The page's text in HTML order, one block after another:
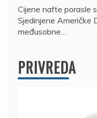
Cijene nafte porasle
Sjedinjene Američke
međusobne…
PRIVREDA